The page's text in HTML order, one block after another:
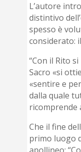
L’autore
distintivo
spesso è
considerato:
“Con il Rito
Sacro «si
«sentire e
dalla quale
ricomprende
Che il fine
primo luogo